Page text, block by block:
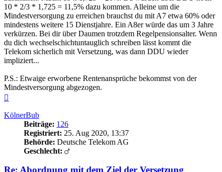
10 * 2/3 * 1,725 = 11,5% dazu kommen. Alleine um die
Mindestversorgung zu erreichen brauchst du mit A7 etwa 60% oder
mindestens weitere 15 Dienstjahre. Ein A8er würde das um 3 Jahre
verkürzen. Bei dir über Daumen trotzdem Regelpensionsalter. Wenn
du dich wechselschichtuntauglich schreiben lässt kommt die
Telekom sicherlich mit Versetzung, was dann DDU wieder
impliziert...
P.S.: Etwaige erworbene Rentenansprüche bekommst von der
Mindestversorgung abgezogen.
KölnerBub
Beiträge: 126
Registriert: 25. Aug 2020, 13:37
Behörde: Deutsche Telekom AG
Geschlecht: